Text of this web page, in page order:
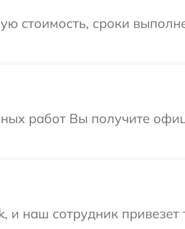
стоимость, сроки
работ Вы получите
и наш сотрудник привезет